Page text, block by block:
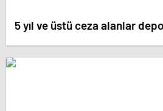
5 yıl ve üstü ceza alanlar